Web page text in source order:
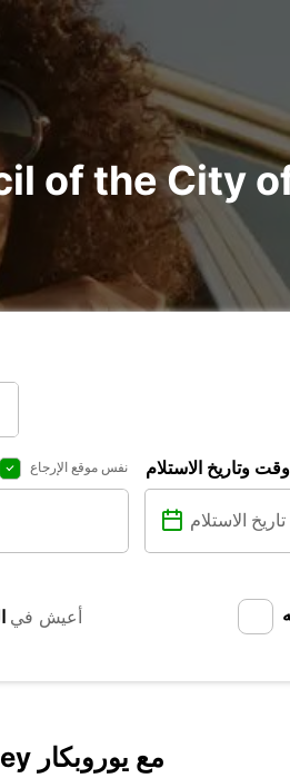
نفس موقع الإرجاع وقت وتاريخ الاستلام
أعيش في
اكتشف Council of the City of Sydney مع يوروبكار